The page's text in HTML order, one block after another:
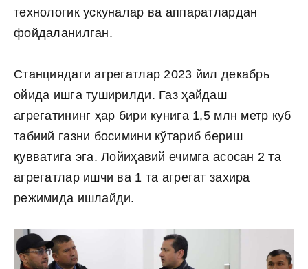
технологик ускуналар ва аппаратлардан
фойдаланилган.
Станциядаги агрегатлар 2023 йил декабрь
ойида ишга туширилди. Газ ҳайдаш
агрегатининг ҳар бири кунига 1,5 млн метр куб
табиий газни босимини кўтариб бериш
қувватига эга. Лойиҳавий ечимга асосан 2 та
агрегатлар ишчи ва 1 та агрегат захира
режимида ишлайди.